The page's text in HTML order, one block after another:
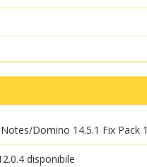
Domino 14.5.1 Fix Pack 1
disponibile